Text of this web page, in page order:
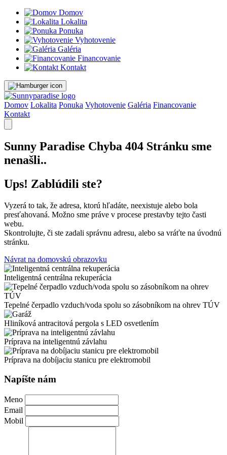
Domov
Lokalita
Ponuka
Vyhotovenie
Galéria
Financovanie
Kontakt
Domov Lokalita Ponuka Vyhotovenie Galéria Financovanie
Kontakt
Sunny Paradise Chyba 404 Stránku sme
nenašli..
Ups! Zablúdili ste?
Vyzerá to tak, že adresa, ktorú hľadáte, neexistuje alebo bola
presťahovaná. Možno sme práve v procese prestavby tejto časti
webu.
Skontrolujte, či ste zadali správnu adresu, alebo sa vráťte na úvodnú
stránku.
Návrat na domovskú obrazovku
Inteligentná centrálna rekuperácia
Tepelné čerpadlo vzduch/voda spolu so zásobníkom na ohrev TÚV
Hliníková antracitová pergola s LED osvetlením
Príprava na inteligentnú závlahu
Príprava na dobíjaciu stanicu pre elektromobil
+
Leaflet
Napíšte nám
Meno
Email
Mobil